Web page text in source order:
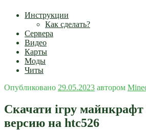
Инструкции
Как сделать?
Сервера
Видео
Карты
Моды
Читы
Опубликовано 29.05.2023 автором
Скачати ігру
версию на htc526